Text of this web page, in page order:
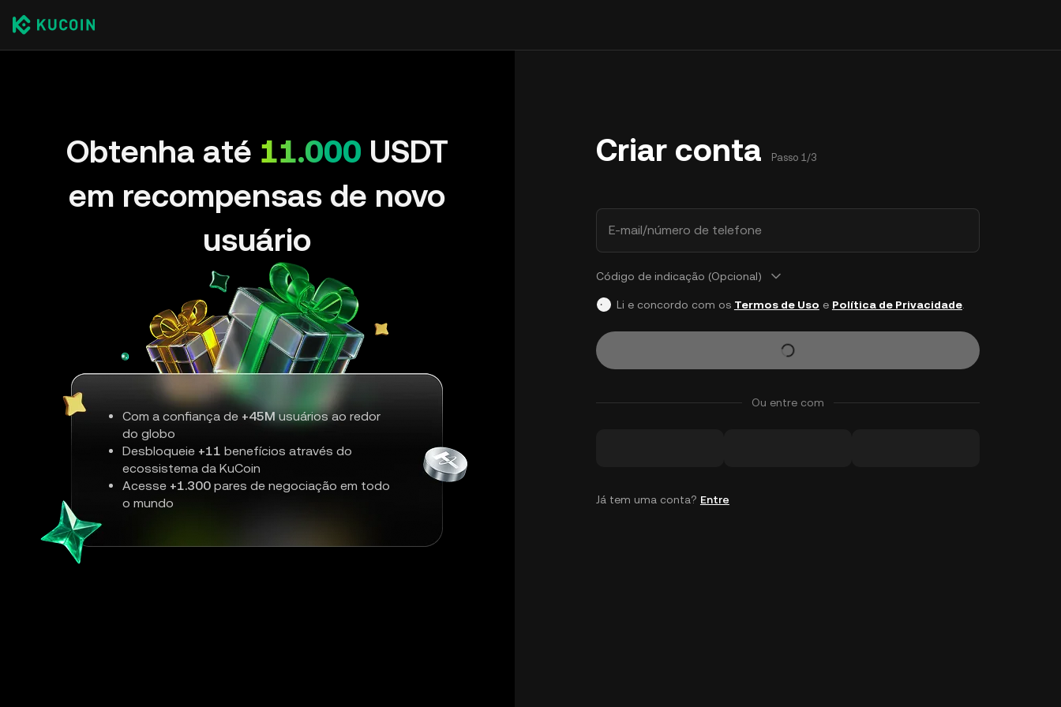
Obtenha até 11.000 USDT
em recompensas de novo
usuário
Com a confiança de +45Musuários ao redor
do globo
Desbloqueie +11 benefícios através do
ecossistema da KuCoin
Acesse +1.300pares de negociação em todo
o mundo
Criar conta Passo 1/3
E-mail/número de telefone
Código de indicação (Opcional)
Li e concordo com os Termos de Uso e Política de Privacidade.
Ou entre com
Já tem uma conta? Entre